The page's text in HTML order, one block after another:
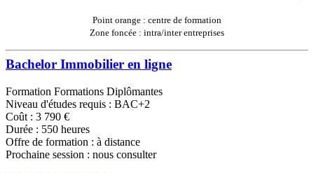
Point orange : centre de formation
Zone foncée : intra/inter entreprises
Bachelor Immobilier en ligne
Formation Formations Diplômantes
Niveau d'études requis : BAC+2
Coût : 3 790 €
Durée : 550 heures
Offre de formation : à distance
Prochaine session : nous consulter